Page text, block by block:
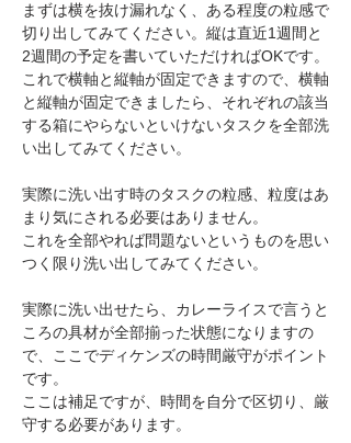
まずは横を抜け漏れなく、ある程度の粒感で
切り出してみてください。縦は直近1週間と
2週間の予定を書いていただければOKです。
これで横軸と縦軸が固定できますので、横軸
と縦軸が固定できましたら、それぞれの該当
する箱にやらないといけないタスクを全部洗
い出してみてください。
実際に洗い出す時のタスクの粒感、粒度はあ
まり気にされる必要はありません。
これを全部やれば問題ないというものを思い
つく限り洗い出してみてください。
実際に洗い出せたら、カレーライスで言うと
ころの具材が全部揃った状態になりますの
で、ここでディケンズの時間厳守がポイント
です。
ここは補足ですが、時間を自分で区切り、厳
守する必要があります。